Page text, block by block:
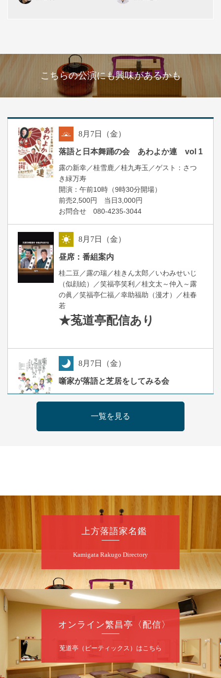
こちらの公演にも興味があるかも
8月 7日（金）
落語と日本舞踊の会 あわよか連 vol 1
露の新幸／桂雪鹿／桂九寿玉／ゲスト：さつ
き緑万寿
開演：午前10時（9時30分開場）
前売2,500円 当日3,000円
お問合せ 080-4235-3044
8月 7日（金）
昼席：番組案内
桂二豆／露の瑞／桂きん太郎／いわみせいじ
（似顔絵）／笑福亭笑利／桂文太～仲入～露
の眞／笑福亭仁福／幸助福助（漫才）／桂春
若
★菟道亭配信あり
8月 7日（金）
噺家が落語と芝居をしてみる会
桂米之助／桂団治郎／桂弥太郎／桂米舞／是
開演：午後6時30分（6時開場）全席指定
前売3,500円 当日4,000円
日（土）
第2回 智之介・力造 二人会
笑福亭智之介「昭和任侠伝」「天王寺詣り」
／桂力造「桃太郎」「本膳」／桂二豆「開口
一番」
開演：午前10時（9時30分
開場 ）
前売2,000円 当日 2,500円
お問合せ：智之介・力造 二人会事務局 090-
昼
桂九寿玉／露の瑞／桂きん太郎／いわみせい
一覧を見る
上方落語家名鑑
Kamigata Rakugo Directory
オンライン繁昌亭〈配信〉
莵道亭（ピーティックス）はこちら